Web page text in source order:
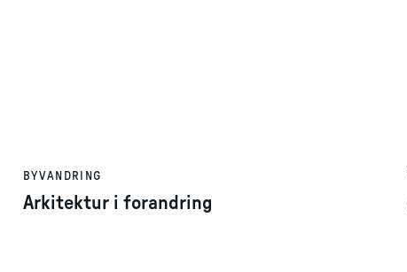
BYVANDRING
Arkitektur i forandring